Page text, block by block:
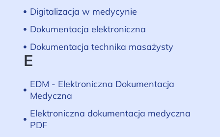
Digitalizacja w medycynie
Dokumentacja elektroniczna
Dokumentacja technika masażysty
E
EDM - Elektroniczna Dokumentacja
Medyczna
Elektroniczna dokumentacja medyczna
PDF